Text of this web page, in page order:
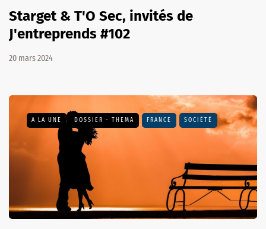
Starget & T'O Sec, invités de
J'entreprends #102
20 mars 2024
A LA UNE DOSSIER - THEMA FRANCE SOCIÉTÉ